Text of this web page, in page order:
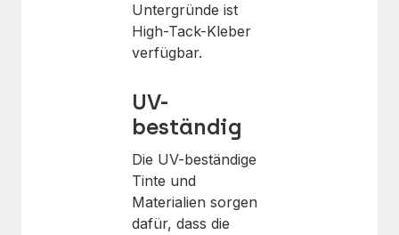
Untergründe ist
High-Tack-Kleber
verfügbar.
UV-
beständig
Die UV-beständige
Tinte und
Materialien sorgen
dafür, dass die